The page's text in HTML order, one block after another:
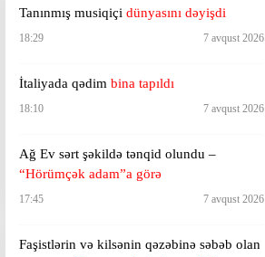
Tanınmış musiqiçi dünyasını dəyişdi
18:29 7 avqust 2026
İtaliyada qədim bina tapıldı
18:10 7 avqust 2026
Ağ Ev sərt şəkildə tənqid olundu –
“Hörümçək adam”a görə
17:45 7 avqust 2026
Faşistlərin və kilsənin qəzəbinə səbəb olan